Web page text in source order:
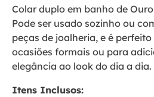
Colar duplo em banho de
Pode ser usado sozinho ou
peças de joalheria, e é
ocasiões formais ou para
elegância ao look do dia a dia.
Itens Inclusos: